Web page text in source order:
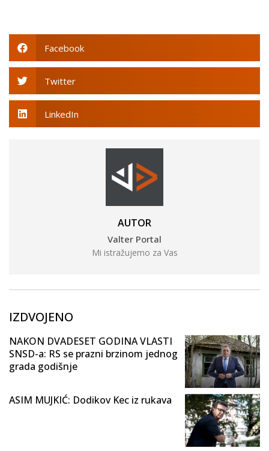
Facebook
Twitter
LinkedIn
AUTOR
Valter Portal
Mi istražujemo za Vas
IZDVOJENO
NAKON DVADESET GODINA VLASTI
SNSD-a: RS se prazni brzinom jednog
grada godišnje
ASIM MUJKIĆ: Dodikov Kec iz rukava